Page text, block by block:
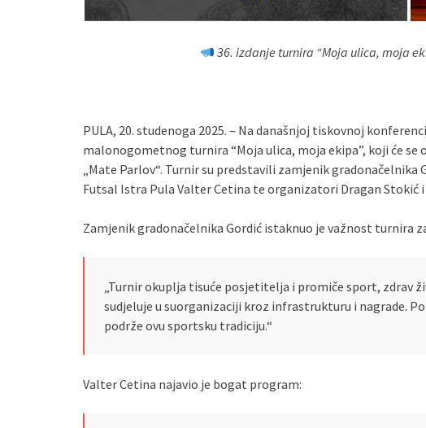
36. izdanje turnira “Moja ulica, moja
PULA, 20. studenoga 2025. – Na današnjoj tiskovnoj
malonogometnog turnira “Moja ulica, moja ekipa”, koji će se
„Mate Parlov“. Turnir su predstavili zamjenik gradonačelnika
Futsal Istra Pula Valter Cetina te organizatori Dragan Stokić
Zamjenik gradonačelnika Gordić istaknuo je važnost turnira
„Turnir okuplja tisuće posjetitelja i promiče sport, zdrav
sudjeluje u suorganizaciji kroz infrastrukturu i nagrade.
podrže ovu sportsku tradiciju.“
Valter Cetina najavio je bogat program: